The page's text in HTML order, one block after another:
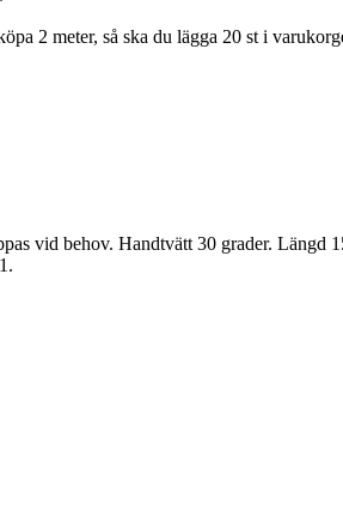
2 meter, så ska du lägga 20 st i
vid behov. Handtvätt 30 grader. Längd